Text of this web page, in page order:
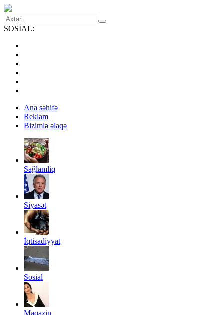
SOSİAL:
Ana səhifə
Reklam
Bizimlə əlaqə
Sağlamliq
Siyasət
İqtisadiyyat
Sosial
Maqazin